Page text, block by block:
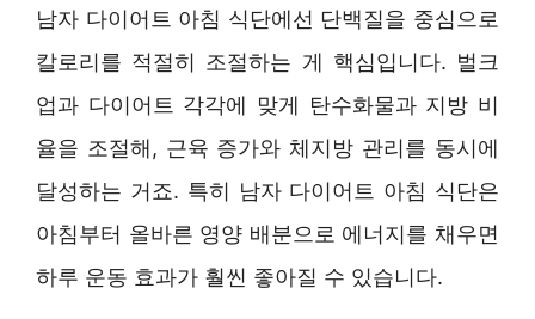
남자 다이어트 아침 식단에선 단백질을 중심으로
칼로리를 적절히 조절하는 게 핵심입니다. 벌크
업과 다이어트 각각에 맞게 탄수화물과 지방 비
율을 조절해, 근육 증가와 체지방 관리를 동시에
달성하는 거죠. 특히 남자 다이어트 아침 식단은
아침부터 올바른 영양 배분으로 에너지를 채우면
하루 운동 효과가 훨씬 좋아질 수 있습니다.